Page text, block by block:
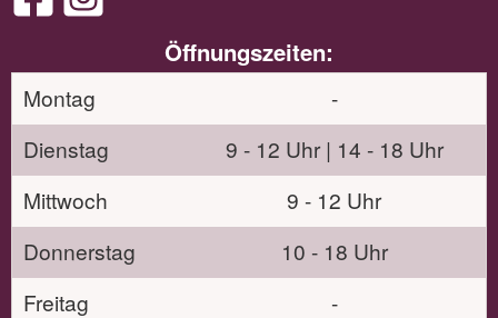
Öffnungszeiten:
Montag
-
Dienstag
9 - 12 Uhr | 14 - 18 Uhr
Mittwoch
9 - 12 Uhr
Donnerstag
10 - 18 Uhr
Freitag
-